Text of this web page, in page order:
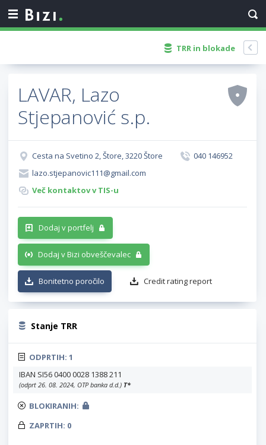
TRR in blokade
LAVAR, Lazo
Stjepanović s.p.
Cesta na Svetino 2, Štore, 3220 Štore
040 146952
lazo.stjepanovic111@gmail.com
Več kontaktov v TIS-u
Dodaj v portfelj
Dodaj v Bizi obveščevalec
Bonitetno poročilo Credit rating report
Stanje TRR
ODPRTIH: 1
IBAN SI56 0400 0028 1388 211
(odprt 26. 08. 2024, OTP banka d.d.) T*
BLOKIRANIH:
ZAPRTIH: 0